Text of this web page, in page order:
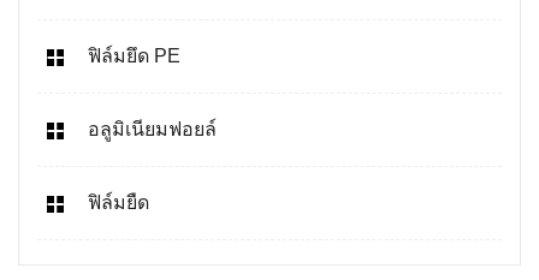
ฟิล์มยึด PE
อลูมิเนียมฟอยล์
ฟิล์มยืด